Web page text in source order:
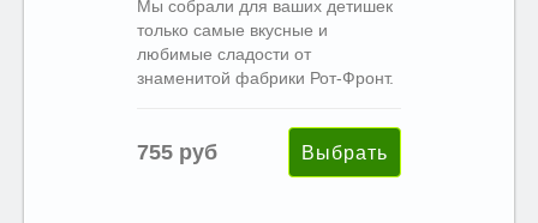
Мы собрали для ваших детишек
только самые вкусные и
любимые сладости от
знаменитой фабрики Рот-Фронт.
755 руб